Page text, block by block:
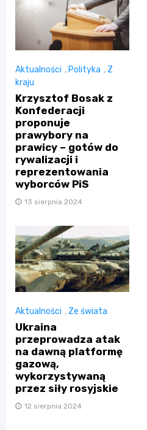
Aktualności , Polityka , Z
kraju
Krzysztof Bosak z
Konfederacji
proponuje
prawybory na
prawicy – gotów do
rywalizacji i
reprezentowania
wyborców PiS
13 sierpnia 2024
Aktualności , Ze świata
Ukraina
przeprowadza atak
na dawną platformę
gazową,
wykorzystywaną
przez siły rosyjskie
12 sierpnia 2024